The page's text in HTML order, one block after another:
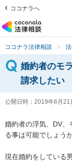
ココナラへ
ココナラ法律相談
婚約者のモ
請求したい
公開日時： 2019年6月21
婚約者の浮気、DV、
る事は可能でしょう
現在婚約をしている